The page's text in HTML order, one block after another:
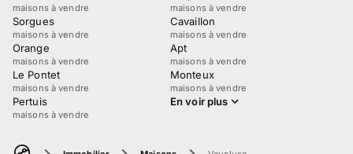
maisons à vendre maisons à vendre
Sorgues
maisons à vendre
Cavaillon
maisons à vendre
Orange
maisons à vendre
Apt
maisons à vendre
Le Pontet
maisons à vendre
Monteux
maisons à vendre
Pertuis
maisons à vendre
En voir plus